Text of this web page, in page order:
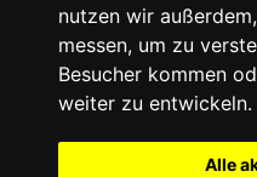
nutzen wir
messen, um zu
Besucher kommen
weiter zu entwickeln.
Alle